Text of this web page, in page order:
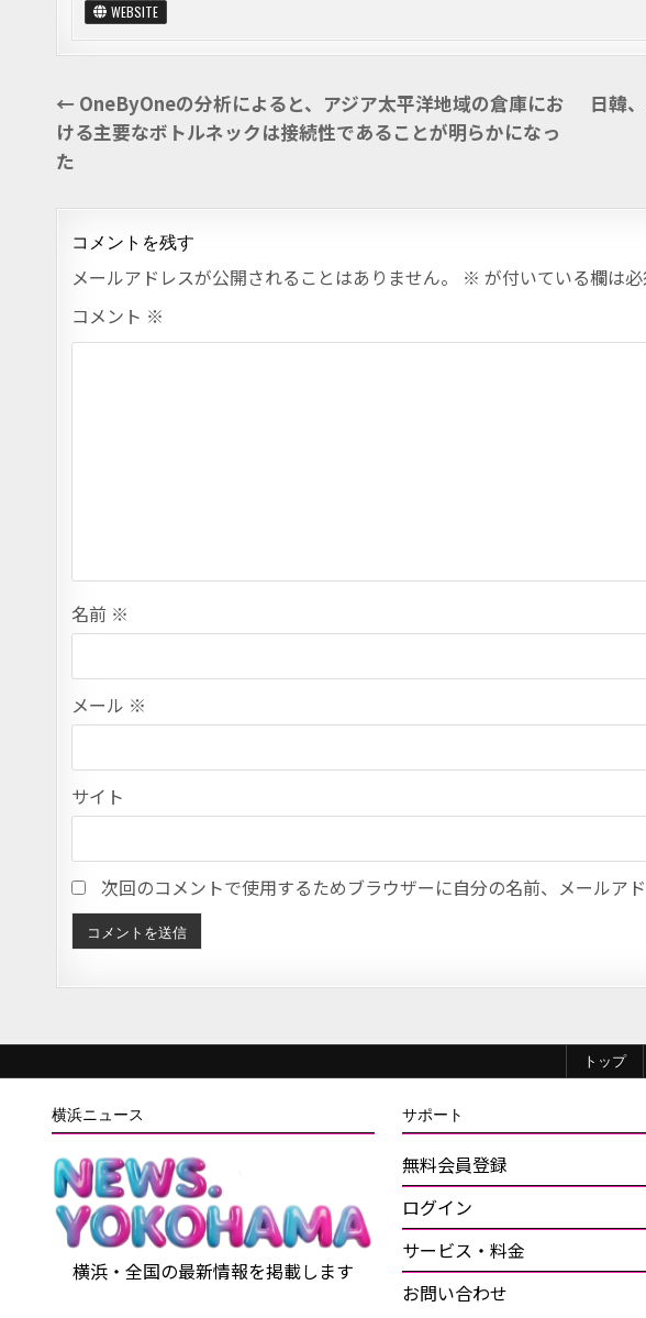
WEBSITE
投稿ナビゲーション
日韓
← OneByOneの分析によると、アジア太平洋地域の倉庫にお
ける主要なボトルネックは接続性であることが明らかになっ
た
コメントを残す
メールアドレスが公開されることはありません。 ※ が付いている欄は
コメント ※
名前 ※
メール ※
サイト
次回のコメントで使用するためブラウザーに自分の名前、メールア
トップ
横浜ニュース
横浜・全国の最新情報を掲載します
サポート
無料会員登録
ログイン
サービス・料金
お問い合わせ